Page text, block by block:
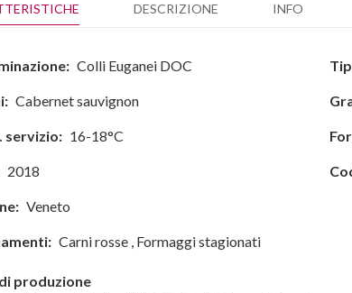
DESCRIZIONE INFO
Colli Euganei DOC
Cabernet sauvignon
servizio: 16-18°C
2018
Veneto
Carni rosse , Formaggi stagionati
produzione